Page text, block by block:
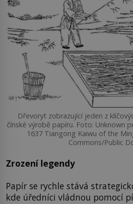
Dřevoryt zobrazující jeden z
čínské výrobě papíru. Foto: Unknown
1637 Tiangong Kaiwu of the
Commons/Public
Zrození legendy
Papír se rychle stává
kde úředníci vládnou pomocí